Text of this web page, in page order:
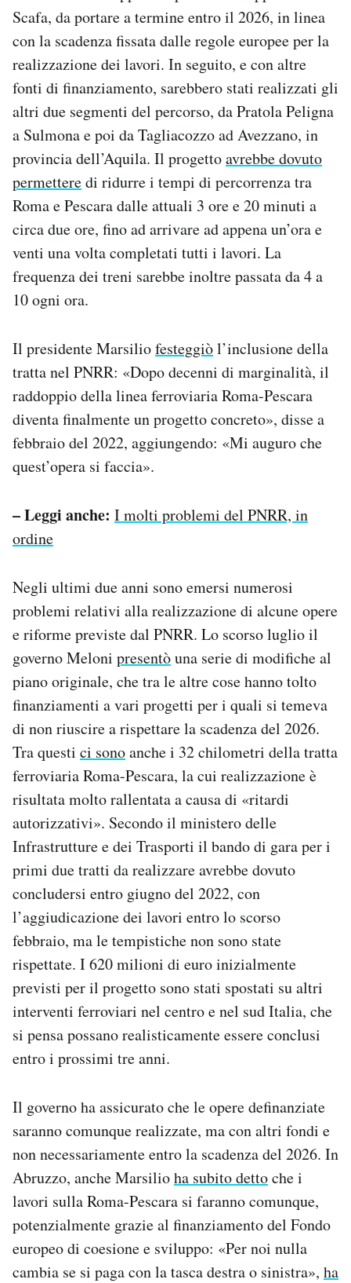
Scafa, da portare a termine entro il 2026, in linea
con la scadenza fissata dalle regole europee per la
realizzazione dei lavori. In seguito, e con altre
fonti di finanziamento, sarebbero stati realizzati gli
altri due segmenti del percorso, da Pratola Peligna
a Sulmona e poi da Tagliacozzo ad Avezzano, in
provincia dell’Aquila. Il progettoavrebbe dovuto
permetteredi ridurre i tempi di percorrenza tra
Roma e Pescara dalle attuali 3 ore e 20 minuti a
circa due ore, fino ad arrivare ad appena un’ora e
venti una volta completati tutti i lavori. La
frequenza dei treni sarebbe inoltre passata da 4 a
10 ogni ora.
Il presidente Marsiliofesteggiòl’inclusione della
tratta nel PNRR: «Dopo decenni di marginalità, il
raddoppio della linea ferroviaria Roma-Pescara
diventa finalmente un progetto concreto», disse a
febbraio del 2022, aggiungendo: «Mi auguro che
quest’opera si faccia».
– Leggi anche: I molti problemi del PNRR, in
ordine
Negli ultimi due anni sono emersi numerosi
problemi relativi alla realizzazione di alcune opere
e riforme previste dal PNRR. Lo scorso luglio il
governo Meloni presentòuna serie di modifiche al
piano originale, che tra le altre cose hanno tolto
finanziamenti a vari progetti per i quali si temeva
di non riuscire a rispettare la scadenza del 2026.
Tra questi ci sonoanche i 32 chilometri della tratta
ferroviaria Roma-Pescara, la cui realizzazione è
risultata molto rallentata a causa di «ritardi
autorizzativi». Secondo il ministero delle
Infrastrutture e dei Trasporti il bando di gara per i
primi due tratti da realizzare avrebbe dovuto
concludersi entro giugno del 2022, con
l’aggiudicazione dei lavori entro lo scorso
febbraio, ma le tempistiche non sono state
rispettate. I 620 milioni di euro inizialmente
previsti per il progetto sono stati spostati su altri
interventi ferroviari nel centro e nel sud Italia, che
si pensa possano realisticamente essere conclusi
entro i prossimi tre anni.
Il governo ha assicurato che le opere definanziate
saranno comunque realizzate, ma con altri fondi e
non necessariamente entro la scadenza del 2026. In
Abruzzo, anche Marsilioha subito dettoche i
lavori sulla Roma-Pescara si faranno comunque,
potenzialmente grazie al finanziamento del Fondo
europeo di coesione e sviluppo: «Per noi nulla
cambia se si paga con la tasca destra o sinistra», ha